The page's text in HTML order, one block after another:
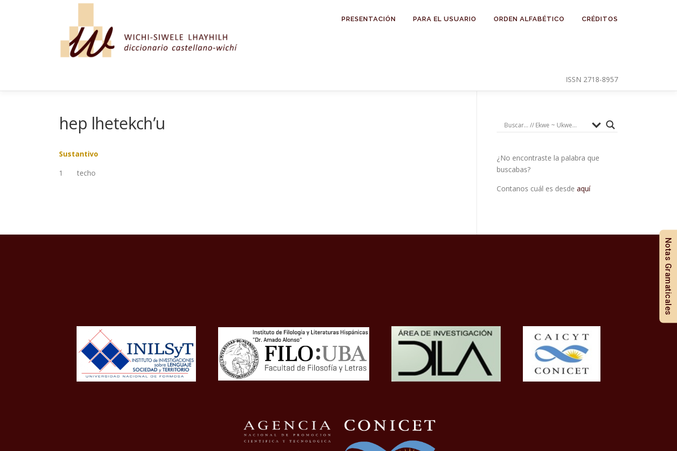
PRESENTACIÓN PARA EL USUARIO ORDEN ALFABÉTICO CRÉDITOS
ISSN 2718-8957
hep lhetekch’u
Sustantivo
1
techo
¿No encontraste la palabra que
buscabas?
Contanos cuál es desde aquí
Notas Gramaticales